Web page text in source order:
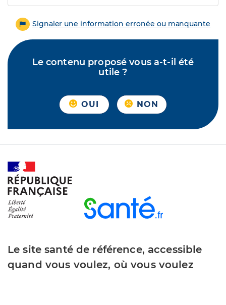
Signaler une information erronée ou manquante
Le contenu proposé vous a-t-il été
utile ?
OUI NON
Le site santé de référence, accessible
quand vous voulez, où vous voulez